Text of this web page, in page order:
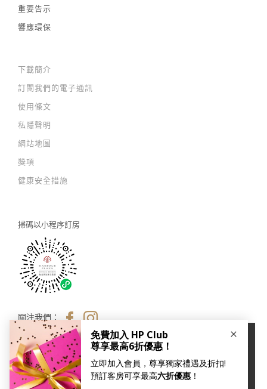
重要告示
響應環保
下載簡介
訂閱我們的電子通訊
使用條文
私隱聲明
網站地圖
獎項
健康安全措施
掃碼以小程序訂房
關注我們：
×
本網站使用Cookies以改善您的用戶體驗。如您繼續瀏覽我
們的網站，即代表您同意我們的私隱及 cookies 政策。